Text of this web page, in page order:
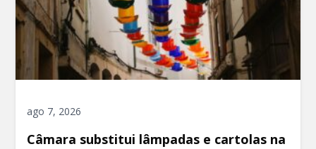
ago 7, 2026
Câmara substitui lâmpadas e cartolas na